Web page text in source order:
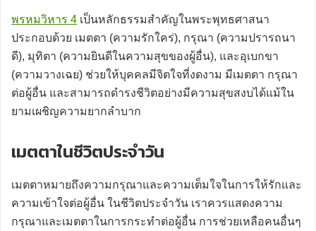
พรหมวิหาร 4 เป็นหลักธรรมสำคัญในพระพุทธศาสนา
ประกอบด้วย เมตตา (ความรักใคร่), กรุณา (ความปรารถนา
ดี), มุทิตา (ความยินดีในความสุขของผู้อื่น), และอุเบกขา
(ความวางเฉย) ช่วยให้บุคคลมีจิตใจที่งดงาม มีเมตตา กรุณา
ต่อผู้อื่น และสามารถดำรงชีวิตอย่างมีความสุขสงบได้แม้ใน
ยามเผชิญความยากลำบาก
เมตตาในชีวิตประจำวัน
เมตตาหมายถึงความกรุณาและความเต็มใจในการให้รักและ
ความเข้าใจต่อผู้อื่น ในชีวิตประจำวัน เราควรแสดงความ
กรุณาและเมตตาในการกระทำต่อผู้อื่น การช่วยเหลือคนอื่นๆ